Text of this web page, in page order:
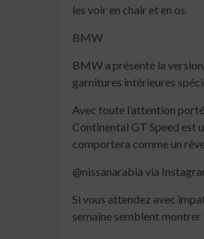
les voir en chair et en os.
BMW
BMW a présenté la
garnitures intérieures
Avec toute l’attention
Continental GT Speed ​​est
comportera comme un
@nissanarabia via
Si vous attendez avec
semaine semblent montrer